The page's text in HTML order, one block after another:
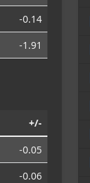
-0.14
-1.91
+/-
-0.05
-0.06